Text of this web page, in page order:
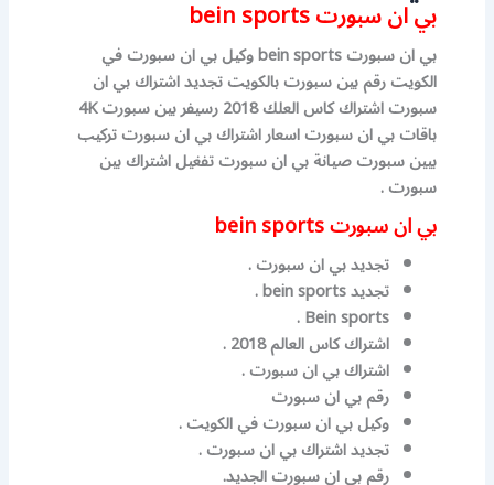
بي ان سبورت bein sports
بي ان سبورت bein sports وكيل بي ان سبورت في
الكويت رقم بين سبورت بالكويت تجديد اشتراك بي ان
سبورت اشتراك كاس العلك 2018 رسيفر بين سبورت 4K
باقات بي ان سبورت اسعار اشتراك بي ان سبورت تركيب
بيين سبورت صيانة بي ان سبورت تفغيل اشتراك بين
سبورت .
بي ان سبورت bein sports
تجديد بي ان سبورت .
تجديد bein sports .
Bein sports .
اشتراك كاس العالم 2018 .
اشتراك بي ان سبورت .
رقم بي ان سبورت
وكيل بي ان سبورت في الكويت .
تجديد اشتراك بي ان سبورت .
رقم بي ان سبورت الجديد.